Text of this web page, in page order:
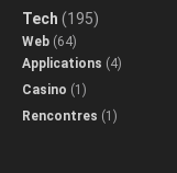
Tech (195)
Web (64)
Applications (4)
Casino (1)
Rencontres (1)